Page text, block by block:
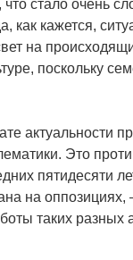
что стало очень
как кажется,
на
поскольку
актуальности
Это
пятидесяти
на оппозициях,
таких разных